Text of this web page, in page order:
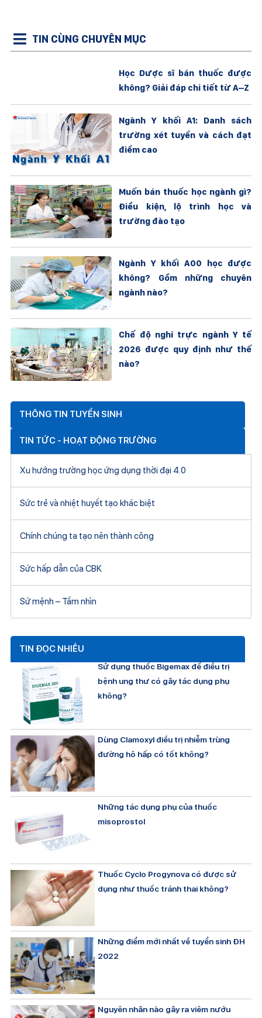
TIN CÙNG CHUYÊN MỤC
Học Dược sĩ bán thuốc được
không? Giải đáp chi tiết từ A–Z
Ngành Y khối A1: Danh sách
trường xét tuyển và cách đạt
điểm cao
Muốn bán thuốc học ngành gì?
Điều kiện, lộ trình học và
trường đào tạo
Ngành Y khối A00 học được
không? Gồm những chuyên
ngành nào?
Chế độ nghỉ trực ngành Y tế
2026 được quy định như thế
nào?
THÔNG TIN TUYỂN SINH
TIN TỨC - HOẠT ĐỘNG TRƯỜNG
Xu hướng trường học ứng dụng thời đại 4.0
Sức trẻ và nhiệt huyết tạo khác biệt
Chính chúng ta tạo nên thành công
Sức hấp dẫn của CBK
Sứ mệnh – Tầm nhìn
TIN ĐỌC NHIỀU
Sử dụng thuốc Bigemax để điều trị
bệnh ung thư có gây tác dụng phụ
không?
Dùng Clamoxyl điều trị nhiễm trùng
đường hô hấp có tốt không?
Những tác dụng phụ của thuốc
misoprostol
Thuốc Cyclo Progynova có được sử
dụng như thuốc tránh thai không?
Những điểm mới nhất về tuyển sinh ĐH
2022
Nguyên nhân nào gây ra viêm nướu